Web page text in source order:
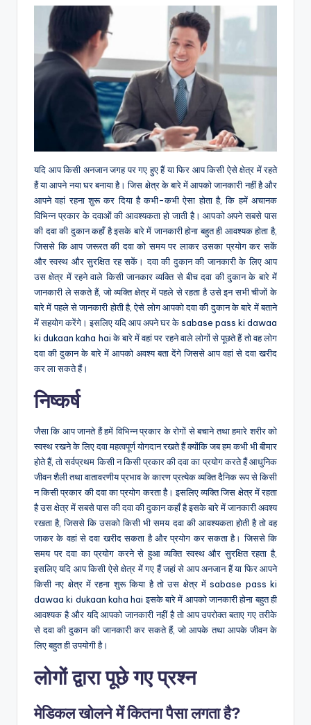
यदि आप किसी अनजान जगह पर गए हुए हैं या फिर आप किसी ऐसे क्षेत्र में रहते
हैं या आपने नया घर बनाया है। जिस क्षेत्र के बारे में आपको जानकारी नहीं है और
आपने वहां रहना शुरू कर दिया है कभी-कभी ऐसा होता है, कि हमें अचानक
विभिन्न प्रकार के दवाओं की आवश्यकता हो जाती है। आपको अपने सबसे पास
की दवा की दुकान कहाँ है इसके बारे में जानकारी होना बहुत ही आवश्यक होता है,
जिससे कि आप जरूरत की दवा को समय पर लाकर उसका प्रयोग कर सकें
और स्वस्थ और सुरक्षित रह सकें। दवा की दुकान की जानकारी के लिए आप
उस क्षेत्र में रहने वाले किसी जानकार व्यक्ति से बीच दवा की दुकान के बारे में
जानकारी ले सकते हैं, जो व्यक्ति क्षेत्र में पहले से रहता है उसे इन सभी चीजों के
बारे में पहले से जानकारी होती है, ऐसे लोग आपको दवा की दुकान के बारे में बताने
में सहयोग करेंगे। इसलिए यदि आप अपने घर के sabase pass ki dawaa
ki dukaan kaha hai के बारे में वहां पर रहने वाले लोगों से पूछते हैं तो वह लोग
दवा की दुकान के बारे में आपको अवश्य बता देंगे जिससे आप वहां से दवा खरीद
कर ला सकते हैं।
निष्कर्ष
जैसा कि आप जानते हैं हमें विभिन्न प्रकार के रोगों से बचाने तथा हमारे शरीर को
स्वस्थ रखने के लिए दवा महत्वपूर्ण योगदान रखते हैं क्योंकि जब हम कभी भी बीमार
होते हैं, तो सर्वप्रथम किसी न किसी प्रकार की दवा का प्रयोग करते हैं आधुनिक
जीवन शैली तथा वातावरणीय प्रभाव के कारण प्रत्येक व्यक्ति दैनिक रूप से किसी
न किसी प्रकार की दवा का प्रयोग करता है। इसलिए व्यक्ति जिस क्षेत्र में रहता
है उस क्षेत्र में सबसे पास की दवा की दुकान कहाँ है इसके बारे में जानकारी अवश्य
रखता है, जिससे कि उसको किसी भी समय दवा की आवश्यकता होती है तो वह
जाकर के वहां से दवा खरीद सकता है और प्रयोग कर सकता है। जिससे कि
समय पर दवा का प्रयोग करने से हुआ व्यक्ति स्वस्थ और सुरक्षित रहता है,
इसलिए यदि आप किसी ऐसे क्षेत्र में गए हैं जहां से आप अनजान हैं या फिर आपने
किसी नए क्षेत्र में रहना शुरू किया है तो उस क्षेत्र में sabase pass ki
dawaa ki dukaan kaha hai इसके बारे में आपको जानकारी होना बहुत ही
आवश्यक है और यदि आपको जानकारी नहीं है तो आप उपरोक्त बताए गए तरीके
से दवा की दुकान की जानकारी कर सकते हैं, जो आपके तथा आपके जीवन के
लिए बहुत ही उपयोगी है।
लोगों द्वारा पूछे गए प्रश्न
मेडिकल खोलने में कितना पैसा लगता है?